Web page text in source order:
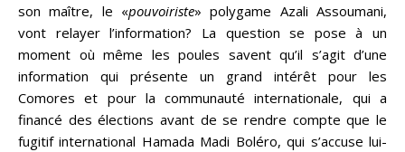
son maître, le «pouvoiriste» polygame Azali Assoumani,
vont relayer l’information? La question se pose à un
moment où même les poules savent qu’il s’agit d’une
information qui présente un grand intérêt pour les
Comores et pour la communauté internationale, qui a
financé des élections avant de se rendre compte que le
fugitif international Hamada Madi Boléro, qui s’accuse lui-